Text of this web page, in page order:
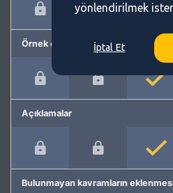
Örnek cümleler
Açıklamalar
Bulunmayan kavramların
yönlendirilmek
İptal Et